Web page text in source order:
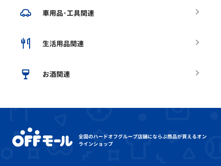
車用品･工具関連
生活用品関連
お酒関連
全国のハードオフグループ店舗にならぶ商品が買えるオン
ラインショップ